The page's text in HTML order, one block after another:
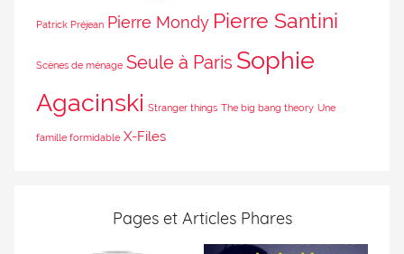
Patrick Préjean Pierre Mondy Pierre Santini
Scènes de ménage Seule à Paris Sophie
Agacinski Stranger things The big bang theory Une
famille formidable X-Files
Pages et Articles Phares